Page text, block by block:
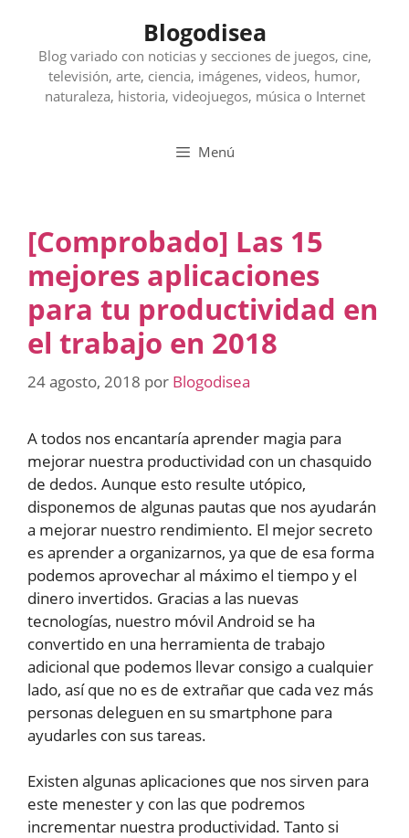
contenido
Blogodisea
Blog variado con noticias y secciones de juegos, cine,
televisión, arte, ciencia, imágenes, videos, humor,
naturaleza, historia, videojuegos, música o Internet
Menú
[Comprobado] Las 15
mejores aplicaciones
para tu productividad en
el trabajo en 2018
24 agosto, 2018 por Blogodisea
A todos nos encantaría aprender magia para
mejorar nuestra productividad con un chasquido
de dedos. Aunque esto resulte utópico,
disponemos de algunas pautas que nos ayudarán
a mejorar nuestro rendimiento. El mejor secreto
es aprender a organizarnos, ya que de esa forma
podemos aprovechar al máximo el tiempo y el
dinero invertidos. Gracias a las nuevas
tecnologías, nuestro móvil Android se ha
convertido en una herramienta de trabajo
adicional que podemos llevar consigo a cualquier
lado, así que no es de extrañar que cada vez más
personas deleguen en su smartphone para
ayudarles con sus tareas.
Existen algunas aplicaciones que nos sirven para
este menester y con las que podremos
incrementar nuestra productividad. Tanto si